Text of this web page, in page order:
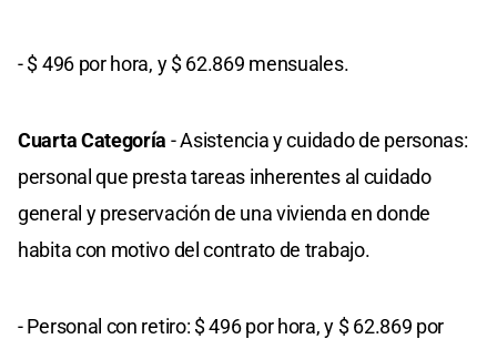
- $ 496 por hora, y $ 62.869 mensuales.
Cuarta Categoría - Asistencia y cuidado de personas:
personal que presta tareas inherentes al cuidado
general y preservación de una vivienda en donde
habita con motivo del contrato de trabajo.
- Personal con retiro: $ 496 por hora, y $ 62.869 por